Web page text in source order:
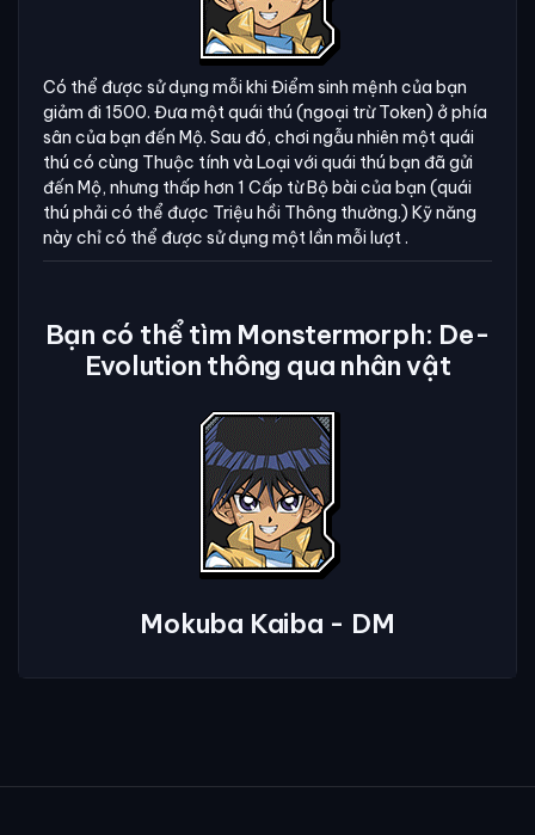
Có thể được sử dụng mỗi khi Điểm sinh mệnh của bạn
giảm đi 1500. Đưa một quái thú (ngoại trừ Token) ở phía
sân của bạn đến Mộ. Sau đó, chơi ngẫu nhiên một quái
thú có cùng Thuộc tính và Loại với quái thú bạn đã gửi
đến Mộ, nhưng thấp hơn 1 Cấp từ Bộ bài của bạn (quái
thú phải có thể được Triệu hồi Thông thường.) Kỹ năng
này chỉ có thể được sử dụng một lần mỗi lượt .
Bạn có thể tìm Monstermorph: De-
Evolution thông qua nhân vật
Mokuba Kaiba - DM